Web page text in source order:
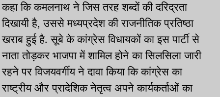
कहा कि कमलनाथ ने जिस तरह शब्दों की दरिद्रता
दिखायी है, उससे मध्यप्रदेश की राजनीतिक प्रतिष्ठा
खराब हुई है. सूबे के कांग्रेस विधायकों का इस पार्टी से
नाता तोड़कर भाजपा में शामिल होने का सिलसिला जारी
रहने पर विजयवर्गीय ने दावा किया कि कांग्रेस का
राष्ट्रीय और प्रादेशिक नेतृत्व अपने कार्यकर्ताओं का